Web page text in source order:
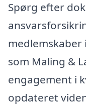
Spørg efter
som Maling &
engagement i
opdateret